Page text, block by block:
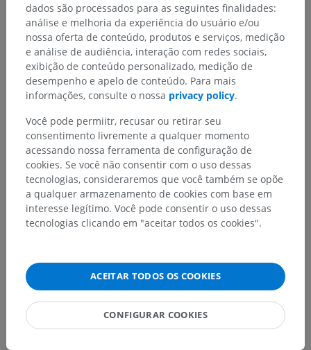
Anatomia humana 2
Corpo humano> Systemata integrantia>
Sistema nervoso> Sistema nervoso central
Encéfalo> Tronco encefálico > Ponte>
Tegmento da ponte
Substância branca do tegmento da ponte
Corpo trapezóide
Estruturas subjacentes:Não há nenhuma estrutura
subjacente para esta parte anatômica
Anatomia humana 1
Neuroanatomia humana
Anatomia comparativa em animais
dados são processados para as seguintes finalidades:
análise e melhoria da experiência do usuário e/ou
nossa oferta de conteúdo, produtos e serviços, medição
e análise de audiência, interação com redes sociais,
exibição de conteúdo personalizado, medição de
desempenho e apelo de conteúdo. Para mais
informações, consulte o nossa privacy policy.
Você pode permiitr, recusar ou retirar seu
consentimento livremente a qualquer momento
acessando nossa ferramenta de configuração de
cookies. Se você não consentir com o uso dessas
tecnologias, consideraremos que você também se opõe
a qualquer armazenamento de cookies com base em
interesse legítimo. Você pode consentir o uso dessas
tecnologias clicando em "aceitar todos os cookies".
ACEITAR TODOS OS COOKIES
CONFIGURAR COOKIES